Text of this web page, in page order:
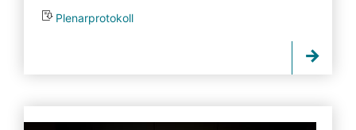
Plenarprotokoll